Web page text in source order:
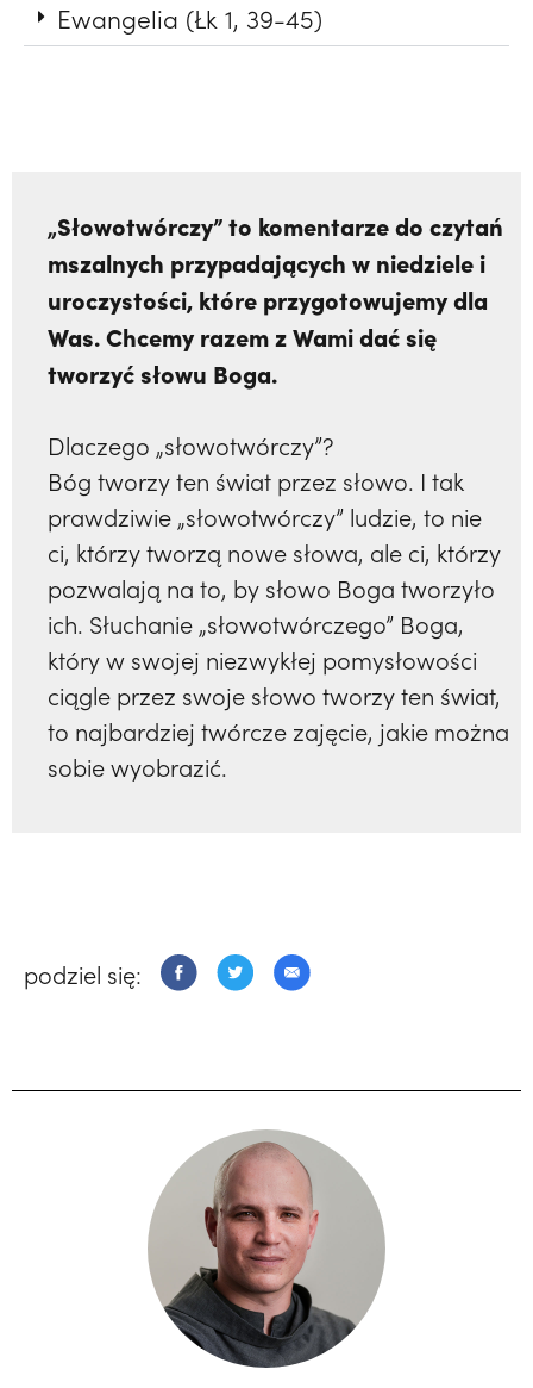
Ewangelia (Łk 1, 39-45)
„Słowotwórczy” to komentarze do czytań
mszalnych przypadających w niedziele i
uroczystości, które przygotowujemy dla
Was. Chcemy razem z Wami dać się
tworzyć słowu Boga.
Dlaczego „słowotwórczy”?
Bóg tworzy ten świat przez słowo. I tak
prawdziwie „słowotwórczy” ludzie, to nie
ci, którzy tworzą nowe słowa, ale ci, którzy
pozwalają na to, by słowo Boga tworzyło
ich. Słuchanie „słowotwórczego” Boga,
który w swojej niezwykłej pomysłowości
ciągle przez swoje słowo tworzy ten świat,
to najbardziej twórcze zajęcie, jakie można
sobie wyobrazić.
podziel się: